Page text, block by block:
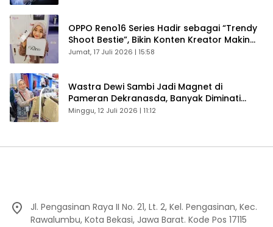
OPPO Reno16 Series Hadir sebagai “Trendy
Shoot Bestie”, Bikin Konten Kreator Makin
Betah
Jumat, 17 Juli 2026 | 15:58
Wastra Dewi Sambi Jadi Magnet di
Pameran Dekranasda, Banyak Diminati
Pengunjung
Minggu, 12 Juli 2026 | 11:12
Jl. Pengasinan Raya II No. 21, Lt. 2, Kel. Pengasinan, Kec.
Rawalumbu, Kota Bekasi, Jawa Barat. Kode Pos 17115